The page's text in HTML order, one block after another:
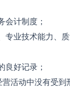
会计制度；
专业技术能力、
良好记录；
营活动中没有受